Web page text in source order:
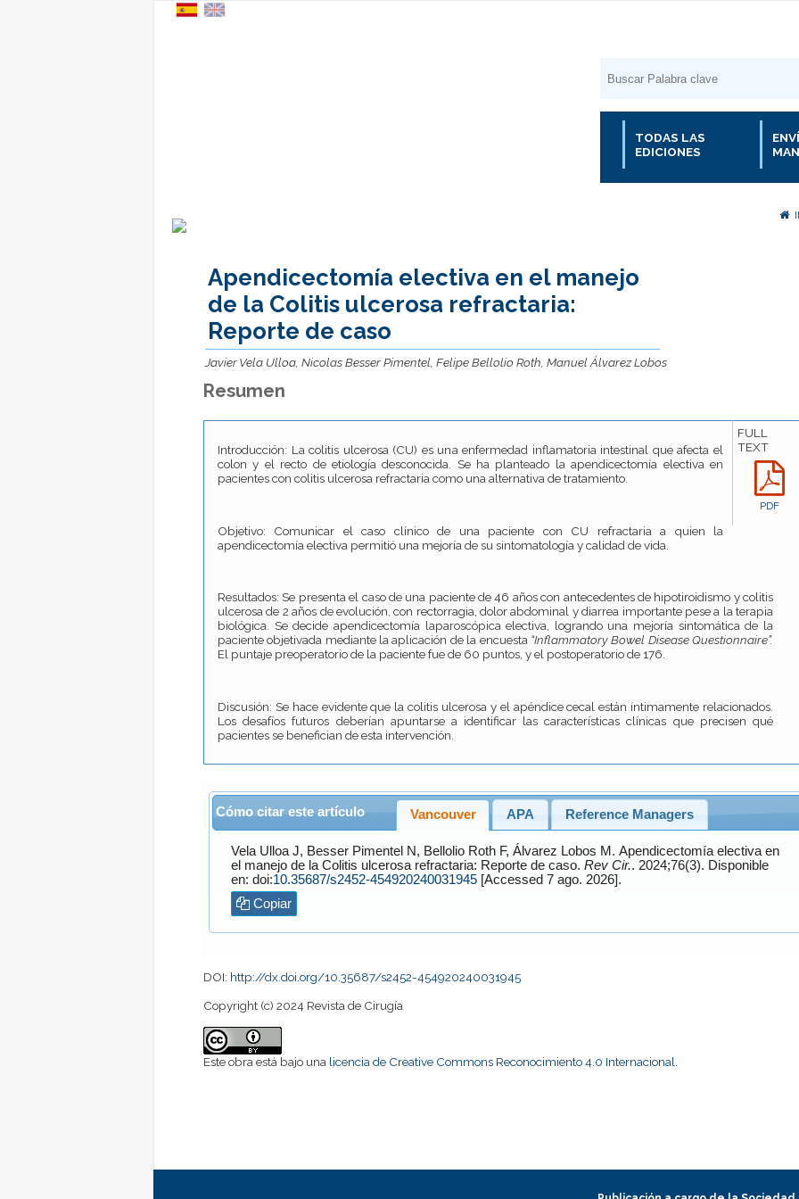
TODAS LAS
EDICIONES
Apendicectomía electiva en el manejo
de la Colitis ulcerosa refractaria:
Reporte de caso
Javier Vela Ulloa, Nicolas Besser Pimentel, Felipe Bellolio Roth, Manuel Álvarez Lobos
Resumen
FULL
TEXT
PDF
Introducción: La colitis ulcerosa (CU) es una enfermedad inflamatoria intestinal que afecta el
colon y el recto de etiología desconocida. Se ha planteado la apendicectomía electiva en
pacientes con colitis ulcerosa refractaria como una alternativa de tratamiento.
Objetivo: Comunicar el caso clínico de una paciente con CU refractaria a quien la
apendicectomía electiva permitió una mejoría de su sintomatología y calidad de vida.
Resultados: Se presenta el caso de una paciente de 46 años con antecedentes de hipotiroidismo y colitis
ulcerosa de 2 años de evolución, con rectorragia, dolor abdominal y diarrea importante pese a la terapia
biológica. Se decide apendicectomía laparoscópica electiva, logrando una mejoría sintomática de la
paciente objetivada mediante la aplicación de la encuesta “Inflammatory Bowel Disease Questionnaire”.
El puntaje preoperatorio de la paciente fue de 60 puntos, y el postoperatorio de 176.
Discusión: Se hace evidente que la colitis ulcerosa y el apéndice cecal están íntimamente relacionados.
Los desafíos futuros deberían apuntarse a identificar las características clínicas que precisen qué
pacientes se benefician de esta intervención.
Cómo citar este artículo Vancouver APA Reference Managers
Vela UlloaJ, Besser Pimentel N, Bellolio RothF, Álvarez Lobos M. Apendicectomía electiva en
el manejo de la Colitis ulcerosa refractaria: Reporte de caso. Rev Cir.. 2024;76(3). Disponible
en: doi:10.35687/s2452-454920240031945
[Accessed 7 ago. 2026].
Copiar
DOI: http://dx.doi.org/10.35687/s2452-454920240031945
Copyright (c) 2024 Revista de Cirugía
Este obra está bajo una licencia de Creative Commons Reconocimiento 4.0 Internacional